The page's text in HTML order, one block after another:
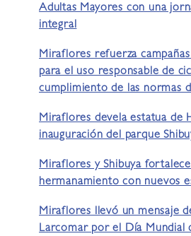
Adultas Mayores con una
integral
Miraflores refuerza
para el uso responsable de
cumplimiento de las normas
Miraflores devela estatua de
inauguración del parque
Miraflores y Shibuya
hermanamiento con nuevos
Miraflores llevó un mensaje
Larcomar por el Día Mundial